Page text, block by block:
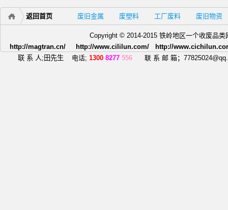
废旧物资
工厂废料
废塑料
废旧金属
返回首页
Copyright © 2014-2015 铁岭地区一个收废品
http://magtran.cn/ http://www.cililun.com/ http://
联 系 人;田先生 电话; 1300 8277 556 联 系 邮 箱；